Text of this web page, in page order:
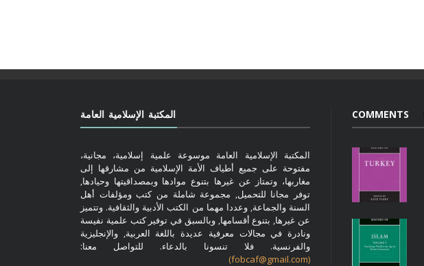
المكتبة الإسلامية العامة
المكتبة الإسلامية العامة موسوعة علمية إسلامية، مجانية،
مفتوحة على جميع أطياف الأمة الإسلامية من مشارقها إلى
مغاربها، وتمتاز عن غيرها بتنوع موادها وبمصداقيتها وحيادها,
توفر مجانا للتحميل, مجموعة شاملة من كتب ومؤلفات أهل
السنة والجماعة, وعددا مهما من الكتب الأدبية والثقافية. وتتميز
عن غيرها, بتنوع أقسامها, وبالسبق في توفير كتب علمية نفيسة
ونادرة في مجالات معرفية عديدة باللغة العربية, والإنجليزية
والفرنسية. فلا تنسونا بالدعاء. للتواصل معنا:
(fobcaf@gmail.com)
COMMENTS